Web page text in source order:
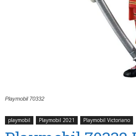
Playmobil 70332
playmobil Playmobil 2021 Playmobil Victoriano